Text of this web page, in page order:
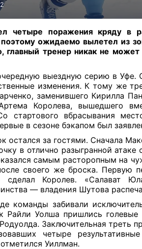
четыре поражения кряду в
ожидаемо вылетел из
тренер никак не может
выездную серию в Уфе.
изменения. К тому же
заменившего Кирилла
Королева, вышедшего
стартового вбрасывания
в сезоне бэкапом был
остался за гостями. Сначала
в отлично разыгранной
самым расторопным на
своего же броска. Первую
сделал Королев. «Салават
— владения Шутова
команды забивали
Райли Уолша пришлись
Заключительная треть
четыре
Уиллман.